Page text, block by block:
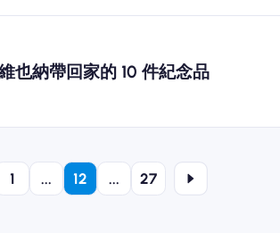
也納帶回家的 10 件紀念品
1 ... 12 ... 27